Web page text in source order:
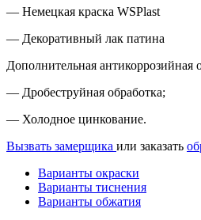
— Немецкая краска WSPlast
— Декоративный лак патина
Дополнительная антикоррозийная
— Дробеструйная обработка;
— Холодное цинкование.
Вызвать замерщика или заказать
Варианты окраски
Варианты тиснения
Варианты обжатия